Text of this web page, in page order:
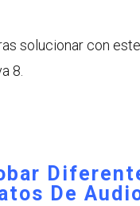
solucionar con
8.
De